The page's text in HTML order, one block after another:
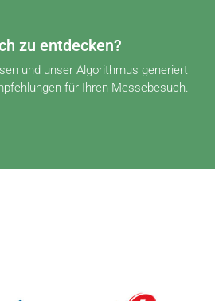
zu entdecken?
und unser Algorithmus generiert
für Ihren Messebesuch.